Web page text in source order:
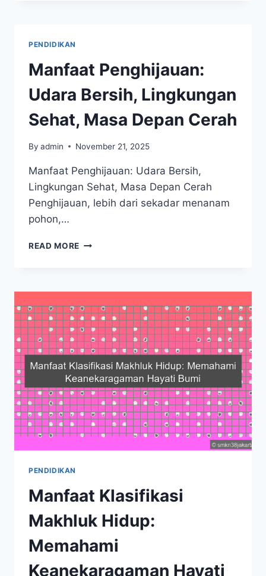
LEBIH
BAIK
PENDIDIKAN
Manfaat Penghijauan:
Udara Bersih, Lingkungan
Sehat, Masa Depan Cerah
By admin November 21, 2025
Manfaat Penghijauan: Udara Bersih,
Lingkungan Sehat, Masa Depan Cerah
Penghijauan, lebih dari sekadar menanam
pohon,…
READ MORE MANFAAT
LINGKUNGAN
SEHAT,
MASA
DEPAN
CERAH
PENDIDIKAN
Manfaat Klasifikasi
Makhluk Hidup:
Memahami
Keanekaragaman Hayati